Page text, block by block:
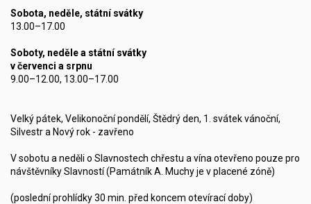
Sobota, neděle, státní svátky
13.00–17.00
Soboty, neděle a státní svátky
v červenci a srpnu
9.00–12.00, 13.00–17.00
Velký pátek, Velikonoční pondělí, Štědrý den, 1. svátek vánoční,
Silvestr a Nový rok - zavřeno
V sobotu a neděli o Slavnostech chřestu a vína otevřeno pouze pro
návštěvníky Slavností (Památník A. Muchy je v placené zóně)
(poslední prohlídky 30 min. před koncem otevírací doby)